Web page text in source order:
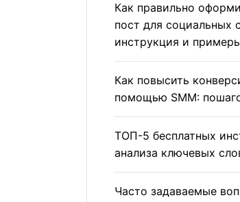
Как правильно
пост для социальных
инструкция и
Как повысить
помощью SMM:
ТОП-5 бесплатных
анализа ключевых
Часто задаваемые